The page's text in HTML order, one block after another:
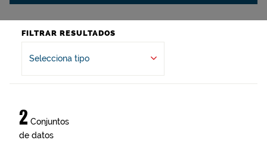
FILTRAR RESULTADOS
Selecciona tipo
2 Conjuntos
de datos